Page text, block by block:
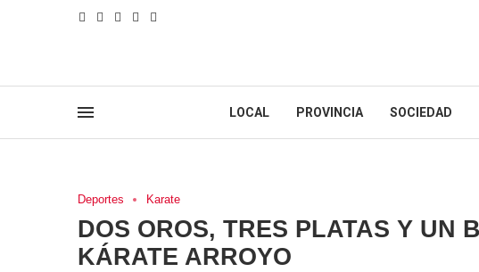
LOCAL PROVINCIA SOCIEDAD
Deportes Karate
DOS OROS, TRES PLATAS Y UN
KÁRATE ARROYO